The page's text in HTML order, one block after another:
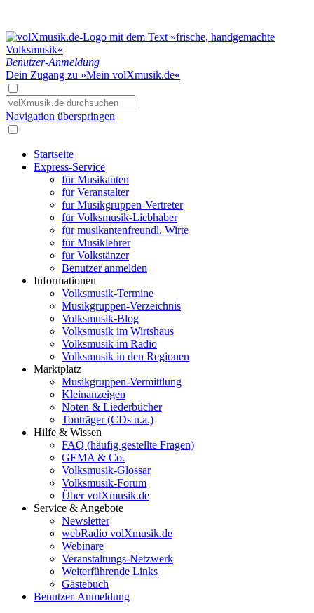
Benutzer-Anmeldung
Dein Zugang zu »Mein volXmusik.de«
Navigation überspringen
Startseite
Express-Service
für Musikanten
für Veranstalter
für Musikgruppen-Vertreter
für Volksmusik-Liebhaber
für musikantenfreundl. Wirte
für Musiklehrer
für Volkstänzer
Benutzer anmelden
Informationen
Volksmusik-Termine
Musikgruppen-Verzeichnis
Volksmusik-Blog
Volksmusik im Wirtshaus
Volksmusik im Radio
Volksmusik in den Regionen
Marktplatz
Musikgruppen-Vermittlung
Kleinanzeigen
Noten & Liederbücher
Tonträger (CDs u.a.)
Hilfe & Wissen
FAQ (häufig gestellte Fragen)
GEMA & Co.
Volksmusik-Glossar
Volksmusik-Forum
Über volXmusik.de
Service & Angebote
Newsletter
webRadio volXmusik.de
Webinare
Veranstaltungs-Netzwerk
Weiterführende Links
Gästebuch
Benutzer-Anmeldung